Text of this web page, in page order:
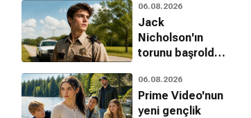
belli oldu
06.08.2026
Jack
Nicholson'ın
torunu başrolde:
ilk fragman
06.08.2026
Prime Video'nun
yeni gençlik